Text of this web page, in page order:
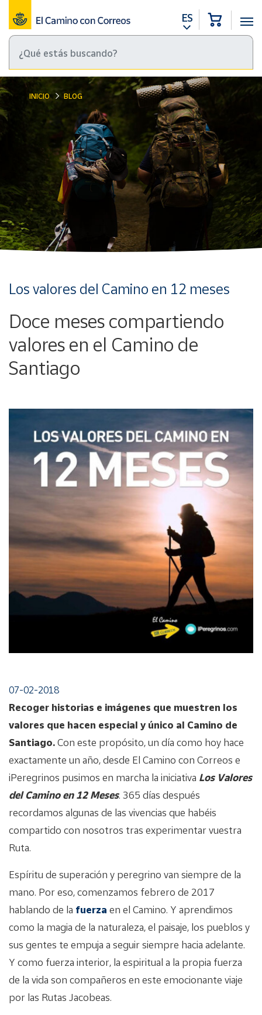
ES
INICIO BLOG
Los valores del Camino en 12 meses
Doce meses compartiendo
valores en el Camino de
Santiago
07-02-2018
Recoger historias e imágenes que muestren los
valores que hacen especial y único al Camino de
Santiago.Con este propósito, un día como hoy hace
exactamente un año, desde El Camino con Correos e
iPeregrinos pusimos en marcha la iniciativa Los Valores
del Camino en 12 Meses. 365 días después
recordamos algunas de las vivencias que habéis
compartido con nosotros tras experimentar vuestra
Ruta.
Espíritu de superación y peregrino van siempre de la
mano. Por eso, comenzamos febrero de 2017
hablando de la fuerza en el Camino. Y aprendimos
como la magia de la naturaleza, el paisaje, los pueblos y
sus gentes te empuja a seguir siempre hacia adelante.
Y como fuerza interior, la espiritual a la propia fuerza
de la vida son compañeros en este emocionante viaje
por las Rutas Jacobeas.